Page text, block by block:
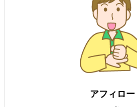
アフィロー